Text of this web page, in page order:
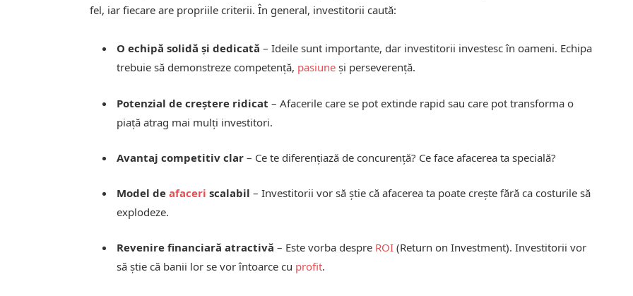
fel, iar fiecare are propriile criterii. În general, investitorii caută:
O echipă solidă și dedicată – Ideile sunt importante, dar investitorii investesc în oameni. Echipa
trebuie să demonstreze competență, pasiune și perseverență.
Potenzial de creștere ridicat – Afacerile care se pot extinde rapid sau care pot transforma o
piață atrag mai mulți investitori.
Avantaj competitiv clar – Ce te diferențiază de concurență? Ce face afacerea ta specială?
Model deafaceri scalabil – Investitorii vor să știe că afacerea ta poate crește fără ca costurile să
explodeze.
Revenire financiară atractivă – Este vorba despre ROI (Return on Investment). Investitorii vor
să știe că banii lor se vor întoarce cu profit.